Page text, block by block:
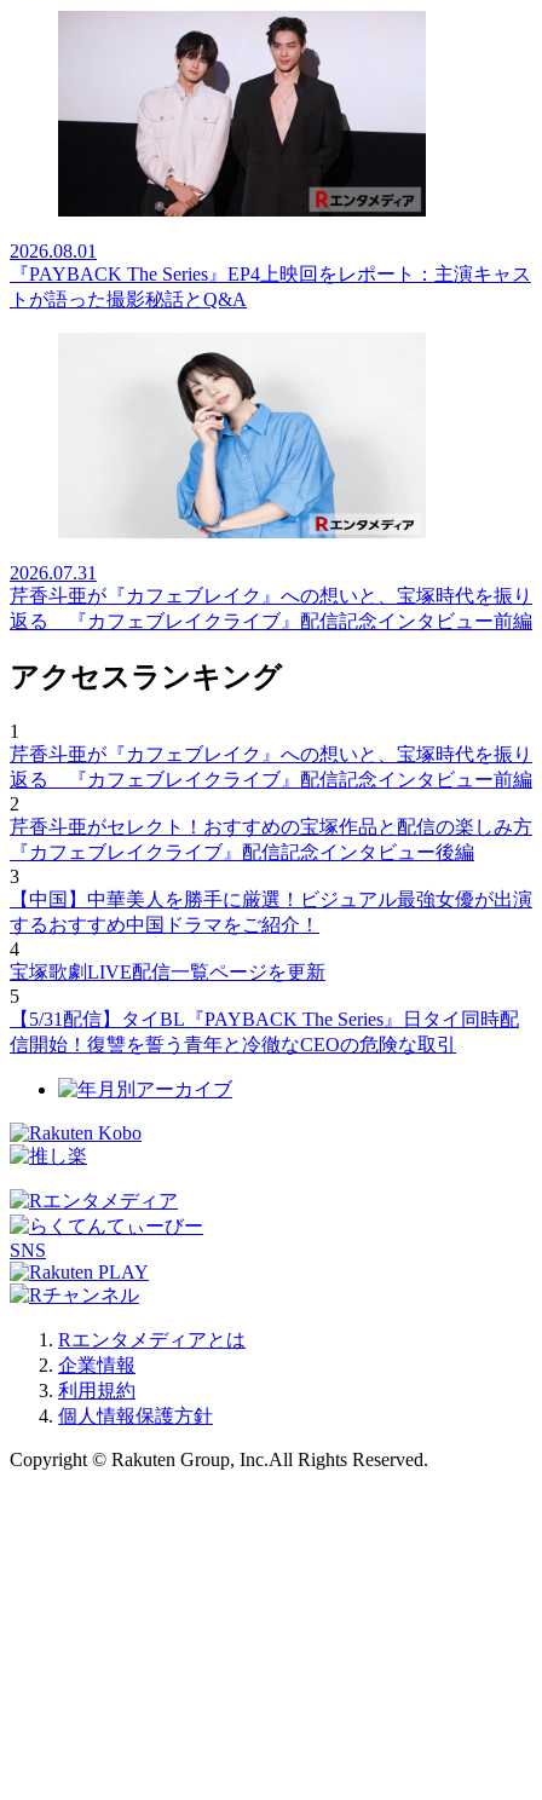
2026.08.01
『PAYBACK The Series』EP4上映回をレポート：主演キャス
トが語った撮影秘話とQ&A
2026.07.31
芹香斗亜が『カフェブレイク』への想いと、宝塚時代を振り
返る 『カフェブレイクライブ』配信記念インタビュー前編
アクセスランキング
1
芹香斗亜が『カフェブレイク』への想いと、宝塚時代を振り
返る 『カフェブレイクライブ』配信記念インタビュー前編
2
芹香斗亜がセレクト！おすすめの宝塚作品と配信の楽しみ方
『カフェブレイクライブ』配信記念インタビュー後編
3
【中国】中華美人を勝手に厳選！ビジュアル最強女優が出演
するおすすめ中国ドラマをご紹介！
4
宝塚歌劇LIVE配信一覧ページを更新
5
【5/31配信】タイBL『PAYBACK The Series』日タイ同時配
信開始！復讐を誓う青年と冷徹なCEOの危険な取引
SNS
Rエンタメディアとは
企業情報
利用規約
個人情報保護方針
Copyright © Rakuten Group, Inc.All Rights Reserved.